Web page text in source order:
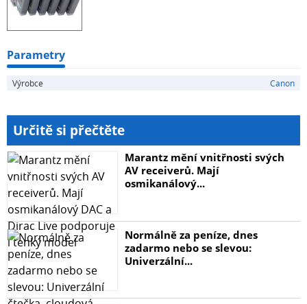
Parametry
Výrobce Canon
Určitě si přečtěte
Marantz mění vnitřnosti svých
AV receiverů. Mají
osmikanálový...
Normálně za peníze, dnes
zadarmo nebo se slevou:
Univerzální...